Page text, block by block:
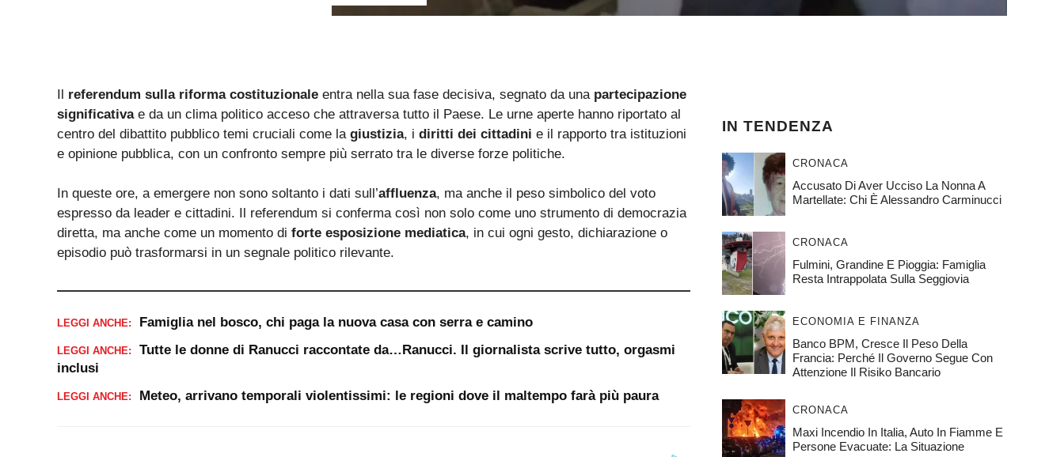
Il referendum sulla riforma costituzionale entra nella sua fase decisiva, segnato da una partecipazione
significativae da un clima politico acceso che attraversa tutto il Paese. Le urne aperte hanno riportato al
centro del dibattito pubblico temi cruciali come la giustizia, i diritti dei cittadini e il rapporto tra istituzioni
e opinione pubblica, con un confronto sempre più serrato tra le diverse forze politiche.
In queste ore, a emergere non sono soltanto i dati sull’affluenza, ma anche il peso simbolico del voto
espresso da leader e cittadini. Il referendum si conferma così non solo come uno strumento di democrazia
diretta, ma anche come un momento di forte esposizione mediatica, in cui ogni gesto, dichiarazione o
episodio può trasformarsi in un segnale politico rilevante.
LEGGI ANCHE: Famiglia nel bosco, chi paga la nuova casa con serra e camino
LEGGI ANCHE:
Tutte le donne di Ranucci raccontate da…Ranucci. Il giornalista scrive tutto, orgasmi
inclusi
LEGGI ANCHE: Meteo, arrivano temporali violentissimi: le regioni dove il maltempo farà più paura
IN TENDENZA
CRONACA
Accusato Di Aver Ucciso La Nonna A
Martellate: Chi È Alessandro Carminucci
CRONACA
Fulmini, Grandine E Pioggia: Famiglia
Resta Intrappolata Sulla Seggiovia
ECONOMIA E FINANZA
Banco BPM, Cresce Il Peso Della
Francia: Perché Il Governo Segue Con
Attenzione Il Risiko Bancario
CRONACA
Maxi Incendio In Italia, Auto In Fiamme E
Persone Evacuate: La Situazione